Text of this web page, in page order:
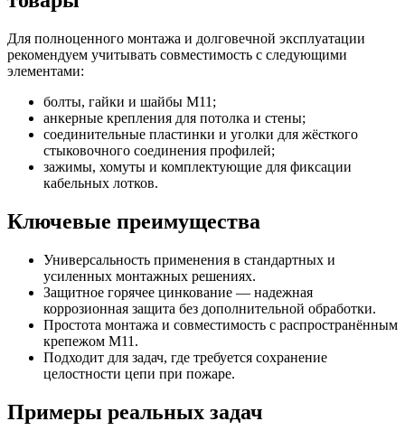
Для полноценного монтажа и долговечной эксплуатации
рекомендуем учитывать совместимость с следующими
элементами:
болты, гайки и шайбы M11;
анкерные крепления для потолка и стены;
соединительные пластинки и уголки для жёсткого
стыковочного соединения профилей;
зажимы, хомуты и комплектующие для фиксации
кабельных лотков.
Ключевые преимущества
Универсальность применения в стандартных и
усиленных монтажных решениях.
Защитное горячее цинкование — надежная
коррозионная защита без дополнительной обработки.
Простота монтажа и совместимость с распространённым
крепежом M11.
Подходит для задач, где требуется сохранение
целостности цепи при пожаре.
Примеры реальных задач